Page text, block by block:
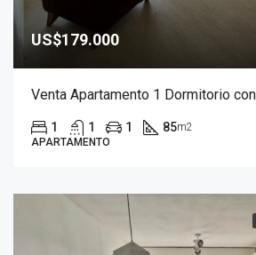
US$179.000
1 1 1 85m2
APARTAMENTO